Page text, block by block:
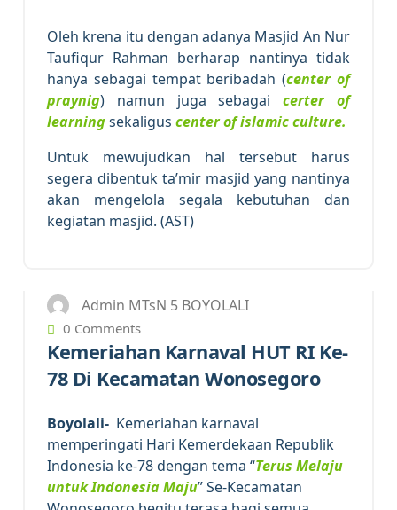
Oleh krena itu dengan adanya Masjid An Nur
Taufiqur Rahman berharap nantinya tidak
hanya sebagai tempat beribadah (center of
praynig) namun juga sebagaicerter of
learningsekaligus center of islamic culture.
Untuk mewujudkan hal tersebut harus
segera dibentuk ta’mir masjid yang nantinya
akan mengelola segala kebutuhan dan
kegiatan masjid. (AST)
Admin MTsN 5 BOYOLALI
0 Comments
Kemeriahan Karnaval HUT RI Ke-
78 Di Kecamatan Wonosegoro
Boyolali- Kemeriahan karnaval
memperingati Hari Kemerdekaan Republik
Indonesia ke-78 dengan tema “Terus Melaju
untuk Indonesia Maju” Se-Kecamatan